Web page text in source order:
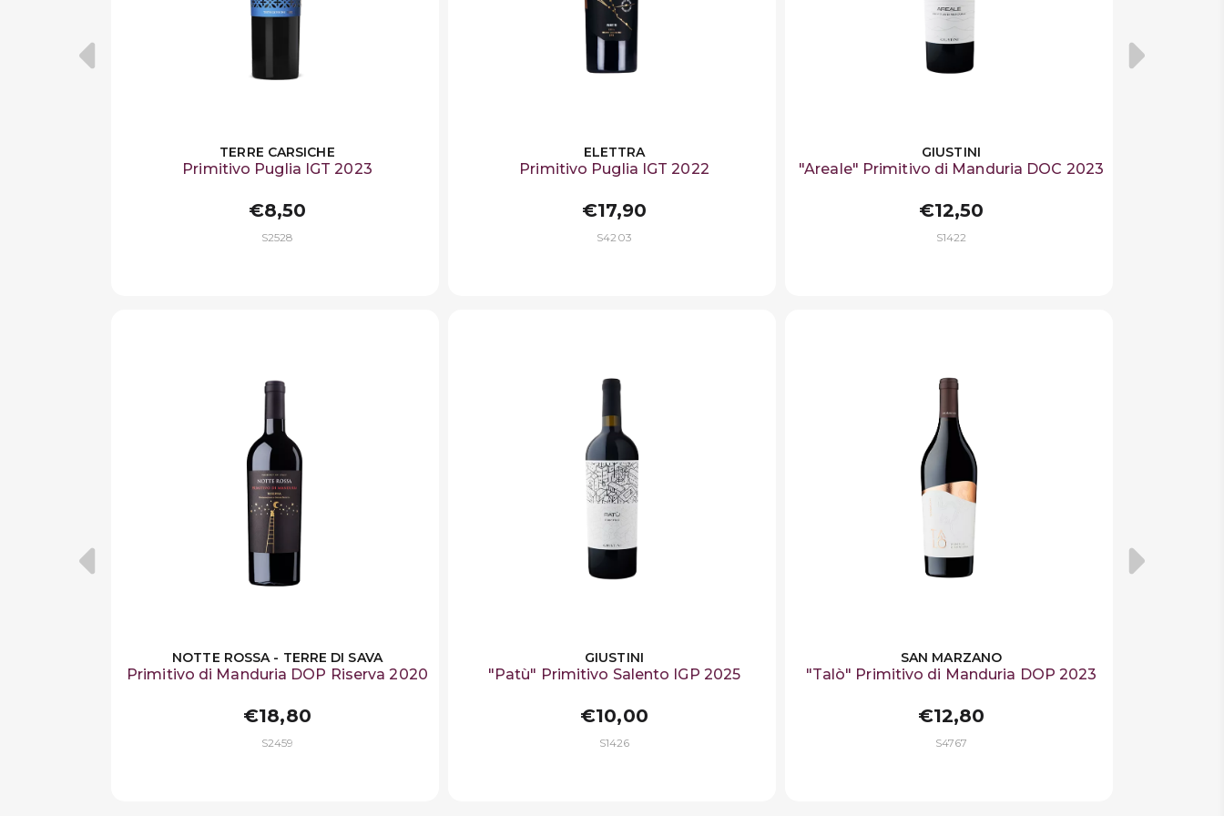
TERRE CARSICHE
Primitivo Puglia IGT 2023
€8,50
S2528
ELETTRA
Primitivo Puglia IGT 2022
€17,90
S4203
GIUSTINI
"Areale" Primitivo di Manduria DOC 2023
€12,50
S1422
NOTTE ROSSA - TERRE DI SAVA
Primitivo di Manduria DOP Riserva 2020
€18,80
S2459
GIUSTINI
"Patù" Primitivo Salento IGP 2025
€10,00
S1426
SAN MARZANO
"Talò" Primitivo di Manduria DOP 2023
€12,80
S4767